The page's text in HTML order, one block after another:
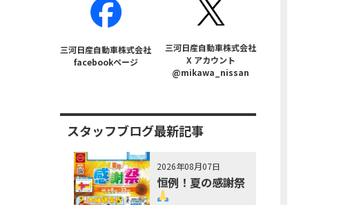
三河日産自動車株式会社
facebookページ
三河日産自動車株式会社
X アカウント
@mikawa_nissan
スタッフブログ最新記事
2026年08月07日
恒例！夏の感謝祭